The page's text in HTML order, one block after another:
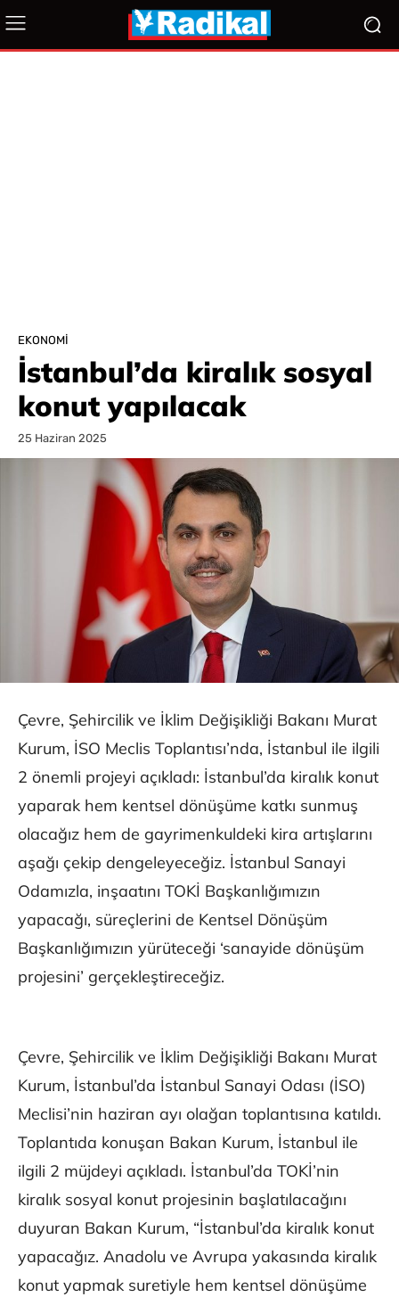
EKONOMI
İstanbul’da kiralık sosyal
konut yapılacak
25 Haziran 2025
Çevre, Şehircilik ve İklim Değişikliği Bakanı Murat
Kurum, İSO Meclis Toplantısı’nda, İstanbul ile ilgili
2 önemli projeyi açıkladı: İstanbul’da kiralık konut
yaparak hem kentsel dönüşüme katkı sunmuş
olacağız hem de gayrimenkuldeki kira artışlarını
aşağı çekip dengeleyeceğiz. İstanbul Sanayi
Odamızla, inşaatını TOKİ Başkanlığımızın
yapacağı, süreçlerini de Kentsel Dönüşüm
Başkanlığımızın yürüteceği ‘sanayide dönüşüm
projesini’ gerçekleştireceğiz.
Çevre, Şehircilik ve İklim Değişikliği Bakanı Murat
Kurum, İstanbul’da İstanbul Sanayi Odası (İSO)
Meclisi’nin haziran ayı olağan toplantısına katıldı.
Toplantıda konuşan Bakan Kurum, İstanbul ile
ilgili 2 müjdeyi açıkladı. İstanbul’da TOKİ’nin
kiralık sosyal konut projesinin başlatılacağını
duyuran Bakan Kurum, “İstanbul’da kiralık konut
yapacağız. Anadolu ve Avrupa yakasında kiralık
konut yapmak suretiyle hem kentsel dönüşüme